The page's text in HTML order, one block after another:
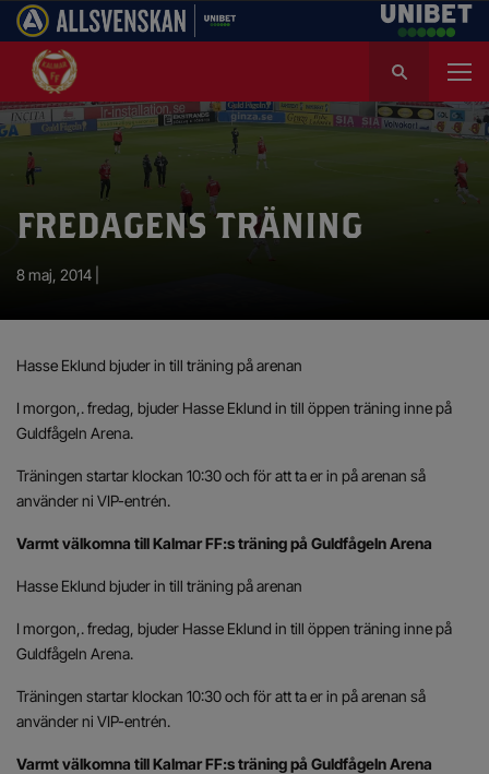
k
e
FREDAGENS TRÄNING
8 maj, 2014 |
Hasse Eklund bjuder in till träning på arenan
I morgon,. fredag, bjuder Hasse Eklund in till öppen träning inne på
Guldfågeln Arena.
Träningen startar klockan 10:30 och för att ta er in på arenan så
använder ni VIP-entrén.
Varmt välkomna till Kalmar FF:s träning på Guldfågeln Arena
Hasse Eklund bjuder in till träning på arenan
I morgon,. fredag, bjuder Hasse Eklund in till öppen träning inne på
Guldfågeln Arena.
Träningen startar klockan 10:30 och för att ta er in på arenan så
använder ni VIP-entrén.
Varmt välkomna till Kalmar FF:s träning på Guldfågeln Arena